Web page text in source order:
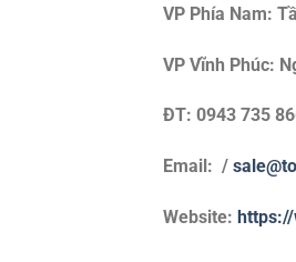
VP Phía Nam:
VP Vĩnh Phúc:
ĐT: 0943 735
Email: /
Website: